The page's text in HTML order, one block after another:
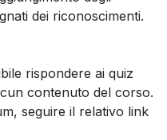
dei riconoscimenti.
rispondere ai quiz
contenuto del corso.
seguire il relativo link